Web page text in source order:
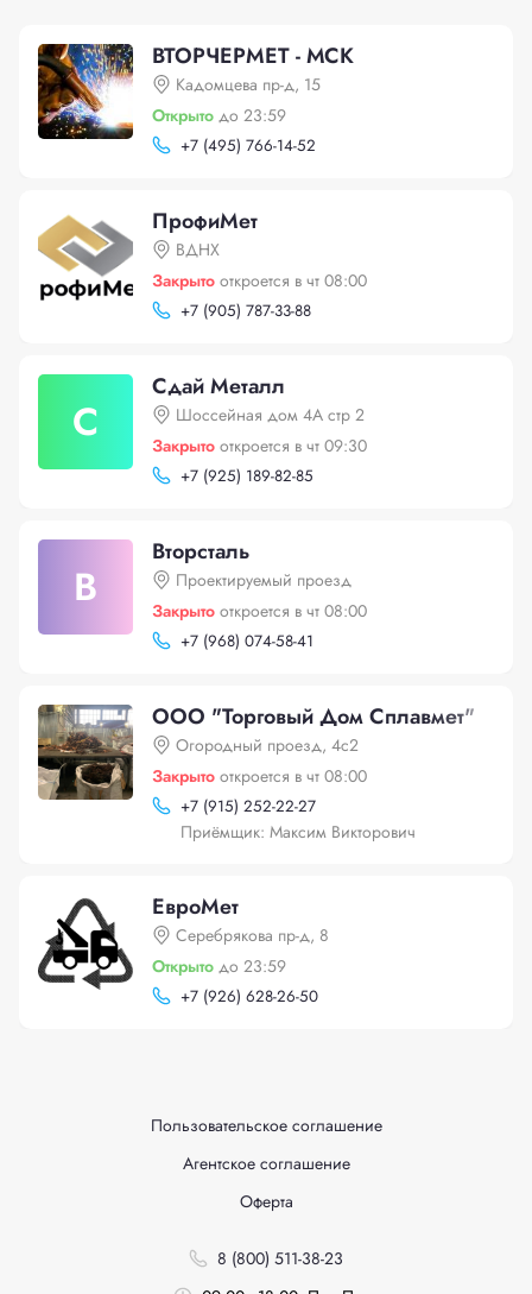
ВТОРЧЕРМЕТ - МСК
Кадомцева пр-д, 15
Открыто до 23:59
+7 (495) 766-14-52
ПрофиМет
ВДНХ
Закрыто откроется в чт 08:00
+7 (905) 787-33-88
С
Сдай Металл
Шоссейная дом 4А стр 2
Закрыто откроется в чт 09:30
+7 (925) 189-82-85
В
Вторсталь
Проектируемый проезд
Закрыто откроется в чт 08:00
+7 (968) 074-58-41
ООО "Торговый Дом Сплавмет"
Огородный проезд, 4с2
Закрыто откроется в чт 08:00
+7 (915) 252-22-27
Приёмщик: Максим Викторович
ЕвроМет
Серебрякова пр-д, 8
Открыто до 23:59
+7 (926) 628-26-50
Пользовательское соглашение
Агентское соглашение
Оферта
8 (800) 511-38-23